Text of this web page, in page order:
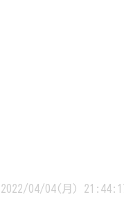
2022/04/04(月)